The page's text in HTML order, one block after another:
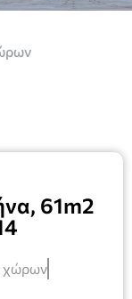
61m2
χώρων